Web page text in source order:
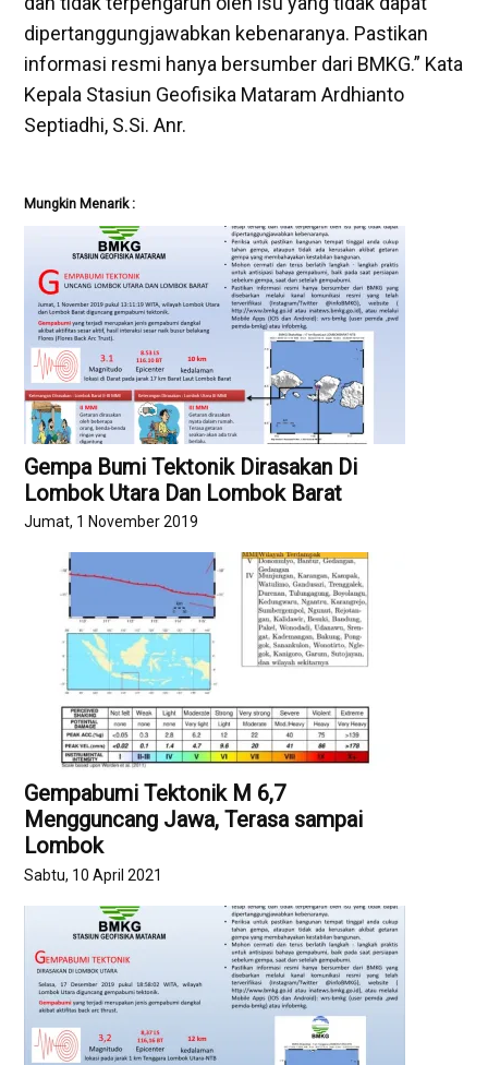
dipertanggungjawabkan kebenaranya. Pastikan
informasi resmi hanya bersumber dari BMKG.” Kata
Kepala Stasiun Geofisika Mataram Ardhianto
Septiadhi, S.Si. Anr.
Mungkin Menarik :
Gempa Bumi Tektonik Dirasakan Di
Lombok Utara Dan Lombok Barat
Jumat, 1 November 2019
Gempabumi Tektonik M 6,7
Mengguncang Jawa, Terasa sampai
Lombok
Sabtu, 10 April 2021